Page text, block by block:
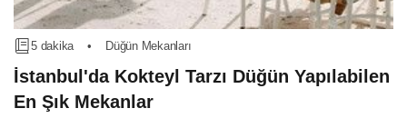
5 dakika • Düğün Mekanları
İstanbul'da Kokteyl Tarzı Düğün Yapılabilen
En Şık Mekanlar